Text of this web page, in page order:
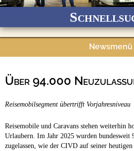
Ganzjährig geöffnet
Hundefreundliche Campingplätze
Newsmenü
Camping &
Touristik
Über 94.000
Reisemobilsegment übertrifft Vorjahresniveau
Reisemobile und Caravans stehen weiterhin
Urlaubern. Im Jahr 2025 wurden bundesweit
zugelassen, wie der CIVD auf seiner heutigen